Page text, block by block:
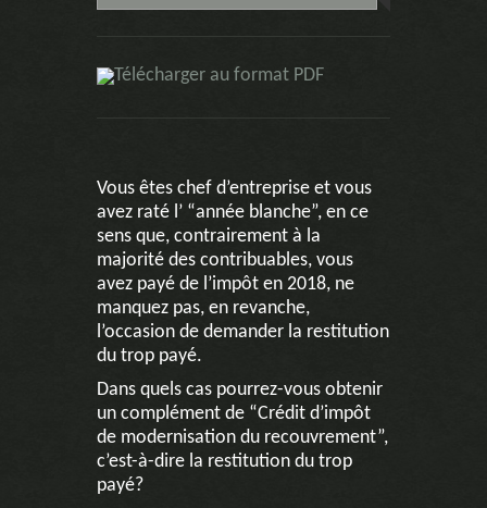
Télécharger au format PDF
Vous êtes chef d’entreprise et vous
avez raté l’ “année blanche”, en ce
sens que, contrairement à la
majorité des contribuables, vous
avez payé de l’impôt en 2018, ne
manquez pas, en revanche,
l’occasion de demander la restitution
du trop payé.
Dans quels cas pourrez-vous obtenir
un complément de “Crédit d’impôt
de modernisation du recouvrement”,
c’est-à-dire la restitution du trop
payé?